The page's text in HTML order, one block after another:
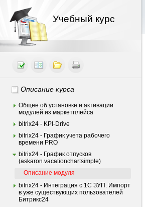
Учебный курс
Описание курса
Общее об установке и активации
модулей из маркетплейса
bitrix24 - KPI-Drive
bitrix24 - График учета рабочего
времени PRO
bitrix24 - График отпусков
(askaron.vacationchartsimple)
Описание модуля
bitrix24 - Интеграция c 1С ЗУП. Импорт
в уже существующих пользователей
Битрикс24